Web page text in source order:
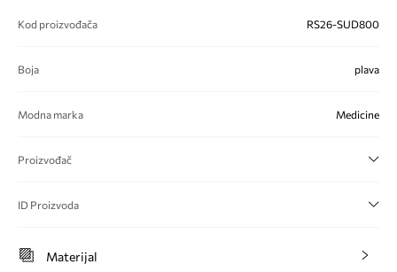
Kod proizvođača RS26-SUD800
Boja plava
Modna marka Medicine
Proizvođač
ID Proizvoda
Materijal